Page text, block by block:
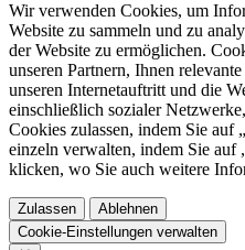
Wir verwenden Cookies, um
Website zu sammeln und zu
der Website zu ermöglichen.
unseren Partnern, Ihnen
unseren Internetauftritt und die
einschließlich sozialer
Cookies zulassen, indem Sie auf
einzeln verwalten, indem Sie auf
klicken, wo Sie auch weitere
Zulassen
Ablehnen
Cookie-Einstellungen verwalten